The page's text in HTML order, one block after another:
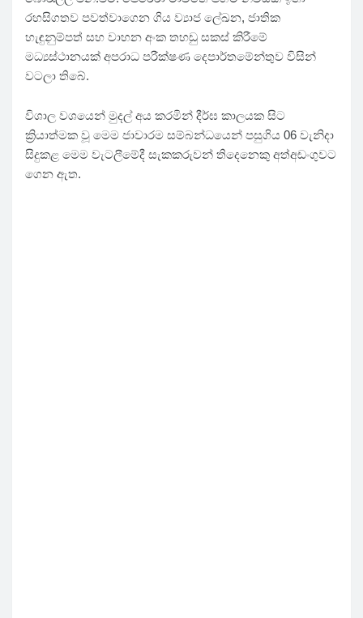
රහසිගතව පවත්වාගෙන ගිය ව්‍යාජ ලේඛන, ජාතික
හැඳුනුම්පත් සහ වාහන අංක තහඩු සකස් කිරීමේ
මධ්‍යස්ථානයක් අපරාධ පරීක්ෂණ දෙපාර්තමේන්තුව විසින්
වටලා තිබේ.
විශාල වශයෙන් මුදල් අය කරමින් දීර්ඝ කාලයක සිට
ක්‍රියාත්මක වූ මෙම ජාවාරම සම්බන්ධයෙන් පසුගිය 06 වැනිදා
සිදුකළ මෙම වැටලීමේදී සැකකරුවන් තිදෙනෙකු අත්අඩංගුවට
ගෙන ඇත.